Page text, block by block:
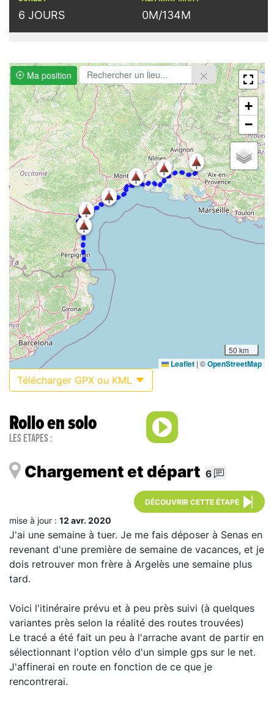
6 JOURS 0M/134M
Ma position
+
−
50 km
Leaflet | ©OpenStreetMap
Télécharger GPX ou KML
Rollo en solo
Les étapes :
Chargement et départ 6
DÉCOUVRIR CETTE ÉTAPE
mise à jour : 12 avr. 2020
J'ai une semaine à tuer. Je me fais déposer à Senas en
revenant d'une première de semaine de vacances, et je
dois retrouver mon frère à Argelès une semaine plus
tard.
Voici l'itinéraire prévu et à peu près suivi (à quelques
variantes près selon la réalité des routes trouvées)
Le tracé a été fait un peu à l'arrache avant de partir en
sélectionnant l'option vélo d'un simple gps sur le net.
J'affinerai en route en fonction de ce que je
rencontrerai.